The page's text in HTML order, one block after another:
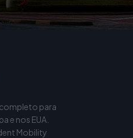
para
e nos EUA.
Mobility